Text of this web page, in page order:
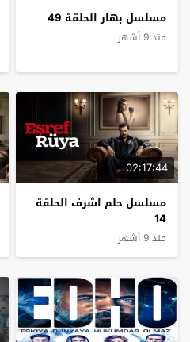
مسلسل بهار الحلقة 49
منذ 9 أشهر
02:17:44
مسلسل حلم اشرف الحلقة
14
منذ 9 أشهر